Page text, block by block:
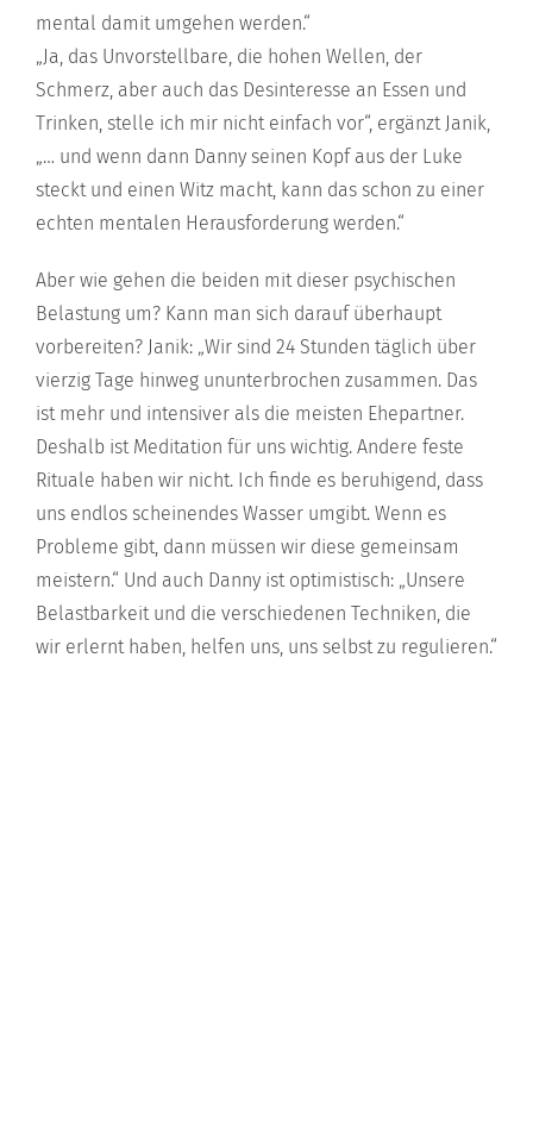
mental damit umgehen werden.“
„Ja, das Unvorstellbare, die hohen Wellen, der
Schmerz, aber auch das Desinteresse an Essen und
Trinken, stelle ich mir nicht einfach vor“, ergänzt Janik,
„… und wenn dann Danny seinen Kopf aus der Luke
steckt und einen Witz macht, kann das schon zu einer
echten mentalen Herausforderung werden.“
Aber wie gehen die beiden mit dieser psychischen
Belastung um? Kann man sich darauf überhaupt
vorbereiten? Janik: „Wir sind 24 Stunden täglich über
vierzig Tage hinweg ununterbrochen zusammen. Das
ist mehr und intensiver als die meisten Ehepartner.
Deshalb ist Meditation für uns wichtig. Andere feste
Rituale haben wir nicht. Ich finde es beruhigend, dass
uns endlos scheinendes Wasser umgibt. Wenn es
Probleme gibt, dann müssen wir diese gemeinsam
meistern.“ Und auch Danny ist optimistisch: „Unsere
Belastbarkeit und die verschiedenen Techniken, die
wir erlernt haben, helfen uns, uns selbst zu regulieren.“